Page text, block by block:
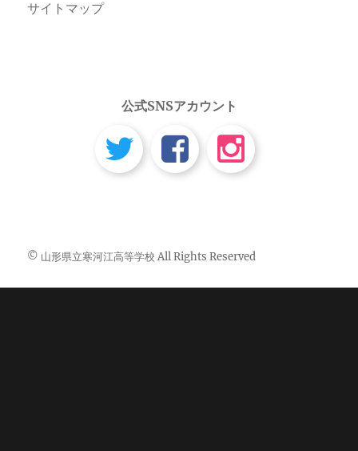
サイトマップ
公式SNSアカウント
© 山形県立寒河江高等学校 All Rights Reserved